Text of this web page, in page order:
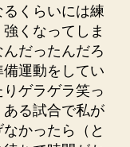
くらいには練
くなってしま
だったんだろ
運動をしてい
ゲラゲラ笑っ
る試合で私が
かったら（と